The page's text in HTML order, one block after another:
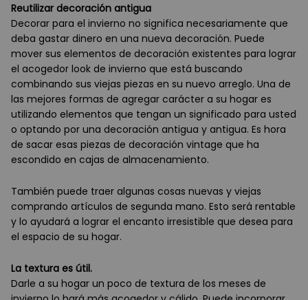
Reutilizar decoración antigua
Decorar para el invierno no significa necesariamente que
deba gastar dinero en una nueva decoración. Puede
mover sus elementos de decoración existentes para lograr
el acogedor look de invierno que está buscando
combinando sus viejas piezas en su nuevo arreglo. Una de
las mejores formas de agregar carácter a su hogar es
utilizando elementos que tengan un significado para usted
o optando por una decoración antigua y antigua. Es hora
de sacar esas piezas de decoración vintage que ha
escondido en cajas de almacenamiento.
También puede traer algunas cosas nuevas y viejas
comprando artículos de segunda mano. Esto será rentable
y lo ayudará a lograr el encanto irresistible que desea para
el espacio de su hogar.
La textura es útil.
Darle a su hogar un poco de textura de los meses de